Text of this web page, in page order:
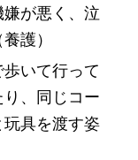
が悪く、泣
護）
いて行って
、同じコー
具を渡す姿